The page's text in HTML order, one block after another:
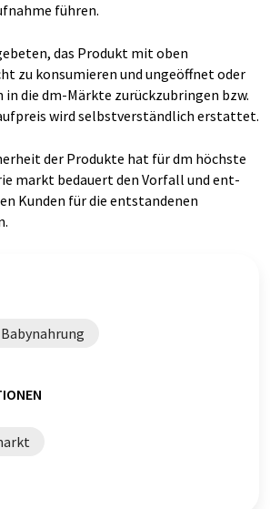
führen.
das Produkt mit oben
zu konsumieren und ungeöffnet oder
die dm-Märkte zurück­zu­bringen bzw.
wird selbst­verständlich er­stattet.
der Produkte hat für dm höchste
markt bedauert den Vorfall und ent­
Kunden für die ent­standenen
Babynahrung